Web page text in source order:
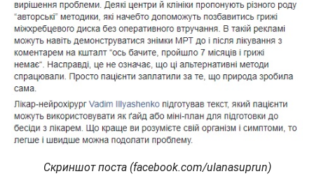
Скриншот поста (facebook.com/ulanasuprun)